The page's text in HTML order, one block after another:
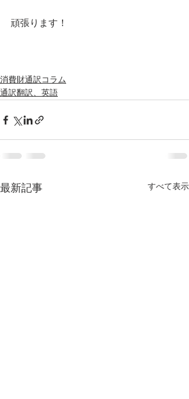
頑張ります！
消費財通訳コラム
通訳翻訳、英語
最新記事 すべて表示